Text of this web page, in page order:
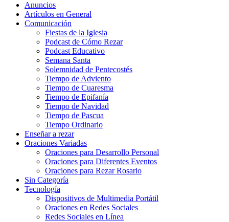
Anuncios
Artículos en General
Comunicación
Fiestas de la Iglesia
Podcast de Cómo Rezar
Podcast Educativo
Semana Santa
Solemnidad de Pentecostés
Tiempo de Adviento
Tiempo de Cuaresma
Tiempo de Epifanía
Tiempo de Navidad
Tiempo de Pascua
Tiempo Ordinario
Enseñar a rezar
Oraciones Variadas
Oraciones para Desarrollo Personal
Oraciones para Diferentes Eventos
Oraciones para Rezar Rosario
Sin Categoría
Tecnología
Dispositivos de Multimedia Portátil
Oraciones en Redes Sociales
Redes Sociales en Línea